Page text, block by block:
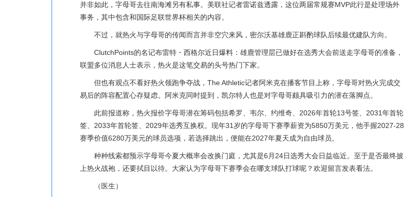
并非如此，字母哥去往南海滩另有私事。美联社记者雷诺兹透露，这位两届常规赛MVP此行是处理场外
事务，其中包含和国际足联世界杯相关的内容。
不过，就热火与字母哥的传闻而言并非空穴来风，密尔沃基雄鹿正斟酌球队后续最优建队方向。
ClutchPoints的名记布雷特・西格尔近日爆料：雄鹿管理层已做好在选秀大会前送走字母哥的准备，
联盟多位消息人士表示，热火是这笔交易的头号热门下家。
但也有观点不看好热火领跑争夺战，The Athletic记者阿米克在播客节目上称，字母哥对热火完成交
易后的阵容配置心存疑虑。阿米克同时提到，凯尔特人也是对字母哥颇具吸引力的潜在落脚点。
此前报道称，热火报价字母哥潜在筹码包括希罗、韦尔、约维奇、2026年首轮13号签、2031年首轮
签、2033年首轮签、2029年选秀互换权。现年31岁的字母哥下赛季薪资为5850万美元，他手握2027-28
赛季价值6280万美元的球员选项，若选择跳出，便能在2027年夏天成为自由球员。
种种线索都预示字母哥今夏大概率会改换门庭，尤其是6月24日选秀大会日益临近。至于是否最终披
上热火战袍，还要拭目以待。大家认为字母哥下赛季会在哪支球队打球呢？欢迎留言发表看法。
（医生）